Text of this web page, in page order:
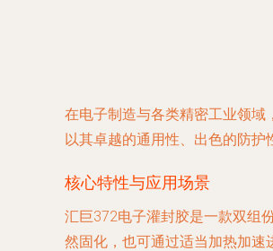
在电子制造与各类精密工业领
以其卓越的通用性、出色的防护
核心特性与应用场景
汇巨372电子灌封胶是一款双组
然固化，也可通过适当加热加速